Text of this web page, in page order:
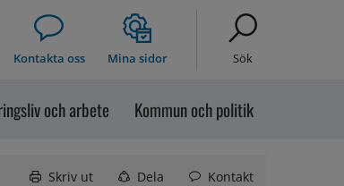
Kontakta oss Mina sidor Sök
och arbete Kommun och politik
Skriv ut Dela Kontakt